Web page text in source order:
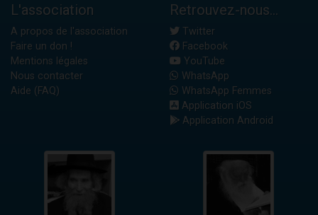
L'association
A propos de l'association
Faire un don !
Mentions légales
Nous contacter
Aide (FAQ)
Retrouvez-nous...
Twitter
Facebook
YouTube
WhatsApp
WhatsApp Femmes
Application iOS
Application Android